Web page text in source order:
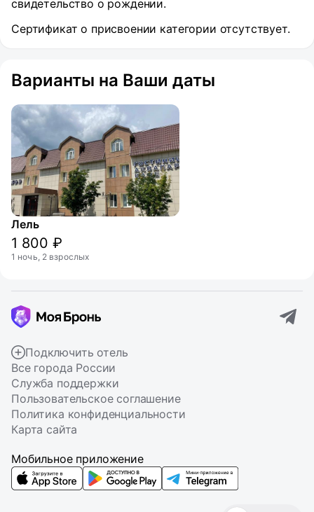
свидетельство о рождении.
Сертификат о присвоении категории отсутствует.
Варианты на Ваши даты
Лель
1 800 ₽
1 ночь, 2 взрослых
Подключить отель
Все города России
Служба поддержки
Пользовательское соглашение
Политика конфиденциальности
Карта сайта
Мобильное приложение